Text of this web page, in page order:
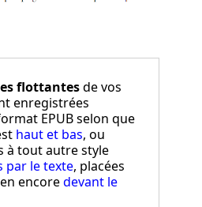
flottantesde vos
enregistrées
EPUB selon que
haut et bas, ou
à tout autre style
par le texte, placées
encoredevant le